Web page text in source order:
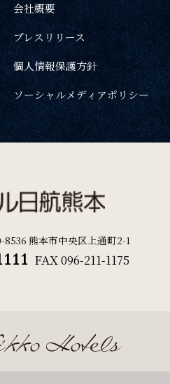
会社概要
プレスリリース
個人情報保護方針
ソーシャルメディアポリシー
熊本市中央区上通町2-1
FAX096-211-1175